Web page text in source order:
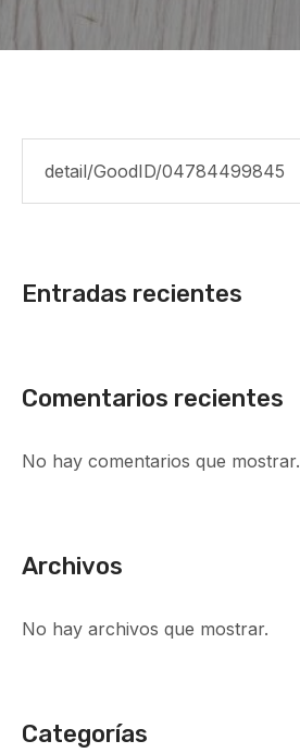
Entradas recientes
Comentarios recientes
No hay comentarios que mostrar.
Archivos
No hay archivos que mostrar.
Categorías